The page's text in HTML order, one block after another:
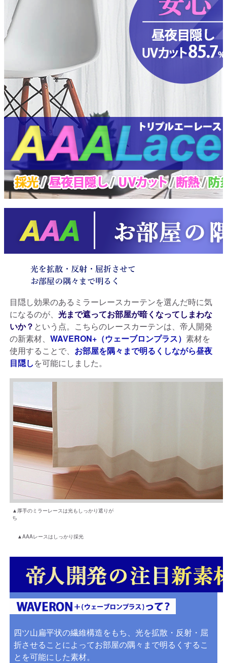
光を拡散・反射・屈折させて
お部屋の隅々まで明るく
目隠し効果のあるミラーレースカーテンを選んだ時に気
になるのが、 光まで遮ってお部屋が暗くなってしまわな
いか？ という点。こちらのレースカーテンは、帝人開発
の新素材、 WAVERON+（ウェーブロンプラス） 素材を
使用することで、 お部屋を隅々まで明るくしながら昼夜
目隠しを可能にしました。
▲厚手のミラーレースは光もしっかり遮りが
ち
▲AAAレースはしっかり採光
四ツ山扁平状の繊維構造をもち、光を拡散・反射・屈
折させることによってお部屋の隅々まで明るくするこ
とを可能にした素材。